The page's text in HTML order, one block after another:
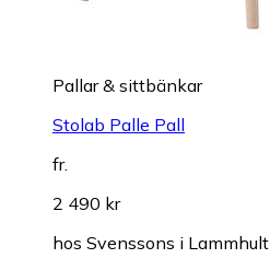
Pallar & sittbänkar
Stolab Palle Pall
fr.
2 490 kr
hos Svenssons i Lammhult